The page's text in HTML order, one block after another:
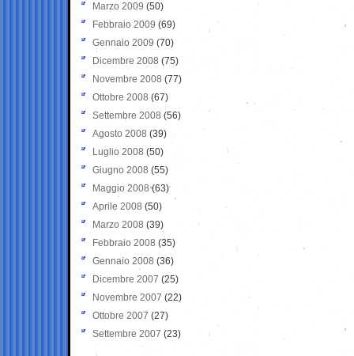
Marzo 2009 (50)
Febbraio 2009 (69)
Gennaio 2009 (70)
Dicembre 2008 (75)
Novembre 2008 (77)
Ottobre 2008 (67)
Settembre 2008 (56)
Agosto 2008 (39)
Luglio 2008 (50)
Giugno 2008 (55)
Maggio 2008(63)
Aprile 2008 (50)
Marzo 2008 (39)
Febbraio 2008 (35)
Gennaio 2008 (36)
Dicembre 2007 (25)
Novembre 2007 (22)
Ottobre 2007 (27)
Settembre 2007 (23)